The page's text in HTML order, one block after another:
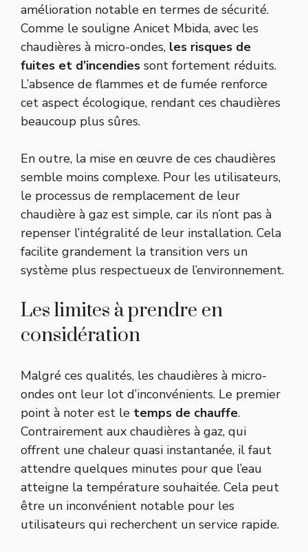
amélioration notable en termes de sécurité.
Comme le souligne Anicet Mbida, avec les
chaudières à micro-ondes, les risques de
fuites et d’incendies sont fortement réduits.
L’absence de flammes et de fumée renforce
cet aspect écologique, rendant ces chaudières
beaucoup plus sûres.
En outre, la mise en œuvre de ces chaudières
semble moins complexe. Pour les utilisateurs,
le processus de remplacement de leur
chaudière à gaz est simple, car ils n’ont pas à
repenser l’intégralité de leur installation. Cela
facilite grandement la transition vers un
système plus respectueux de l’environnement.
Les limites à prendre en
considération
Malgré ces qualités, les chaudières à micro-
ondes ont leur lot d’inconvénients. Le premier
point à noter est le temps de chauffe.
Contrairement aux chaudières à gaz, qui
offrent une chaleur quasi instantanée, il faut
attendre quelques minutes pour que l’eau
atteigne la température souhaitée. Cela peut
être un inconvénient notable pour les
utilisateurs qui recherchent un service rapide.